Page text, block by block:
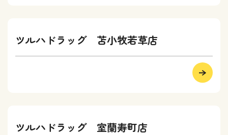
ツルハドラッグ 苫小牧若草店
ツルハドラッグ 室蘭寿町店